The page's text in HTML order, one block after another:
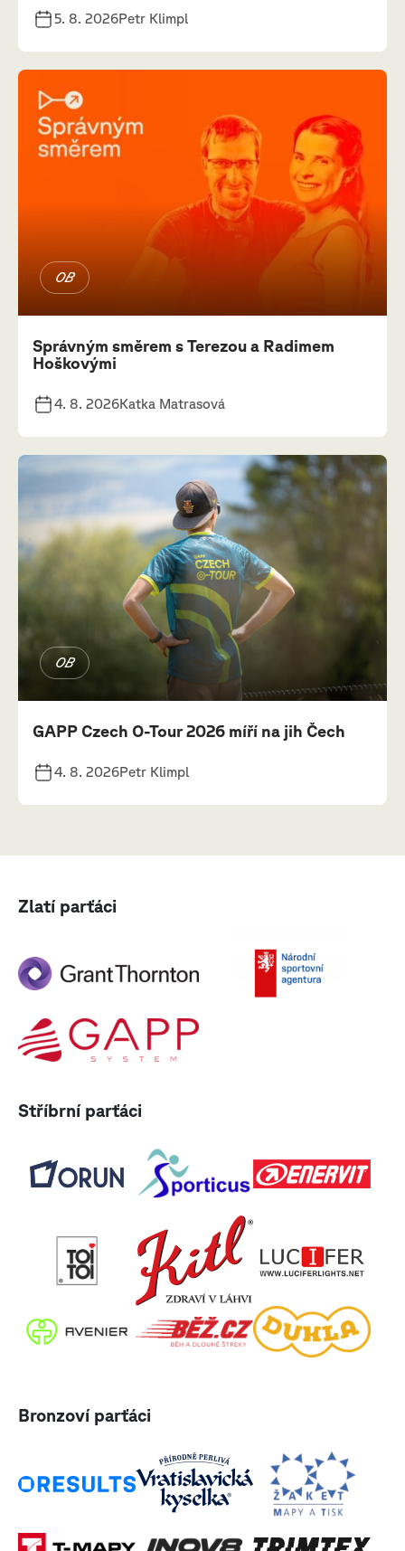
5. 8. 2026Petr Klimpl
OB
Správným směrem s Terezou a Radimem
Hoškovými
4. 8. 2026Katka Matrasová
OB
GAPP Czech O-Tour 2026 míří na jih Čech
4. 8. 2026Petr Klimpl
Zlatí parťáci
Stříbrní parťáci
Bronzoví parťáci